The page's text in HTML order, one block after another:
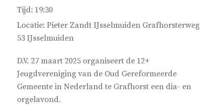
Tijd: 19:30
Locatie: Pieter Zandt IJsselmuiden Grafhorsterweg
53 IJsselmuiden
D.V. 27 maart 2025 organiseert de 12+
Jeugdvereniging van de Oud Gereformeerde
Gemeente in Nederland te Grafhorst een dia- en
orgelavond.